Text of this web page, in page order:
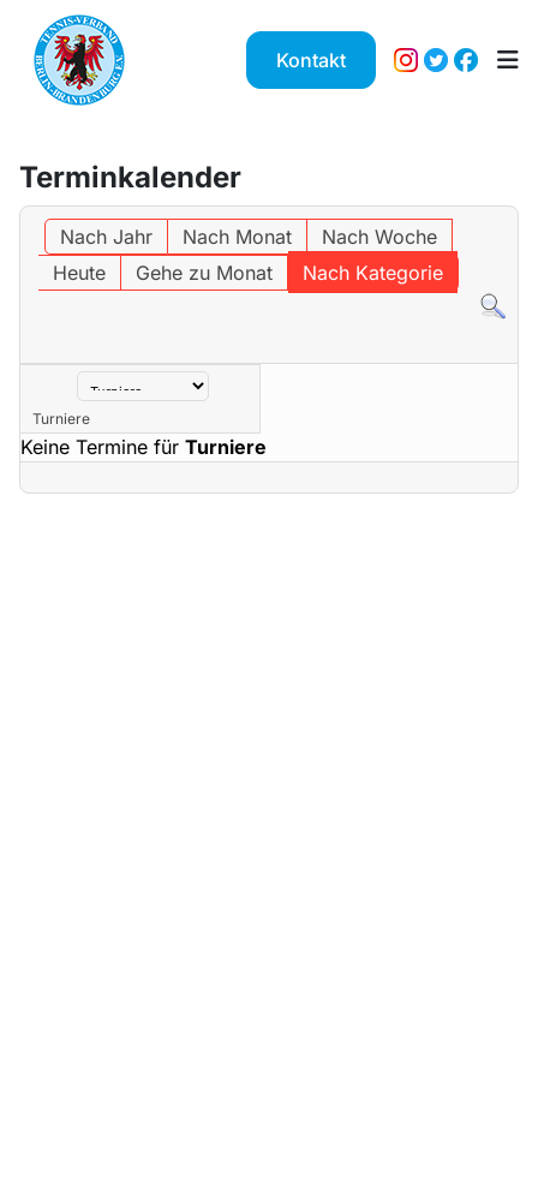
Kontakt
Terminkalender
Nach Jahr Nach Monat
Nach Woche
Heute
Gehe zu Monat Nach Kategorie
Eine Kategorie auswählen um die Liste zu filtern
Turniere
Keine Termine für Turniere